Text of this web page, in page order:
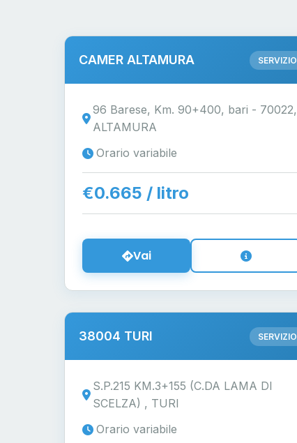
CAMER ALTAMURA SERVIZIO
96 Barese, Km. 90+400, bari - 70022,
ALTAMURA
Orario variabile
€0.665 / litro
Vai
38004 TURI SERVIZIO
S.P.215 KM.3+155 (C.DA LAMA DI
SCELZA) , TURI
Orario variabile